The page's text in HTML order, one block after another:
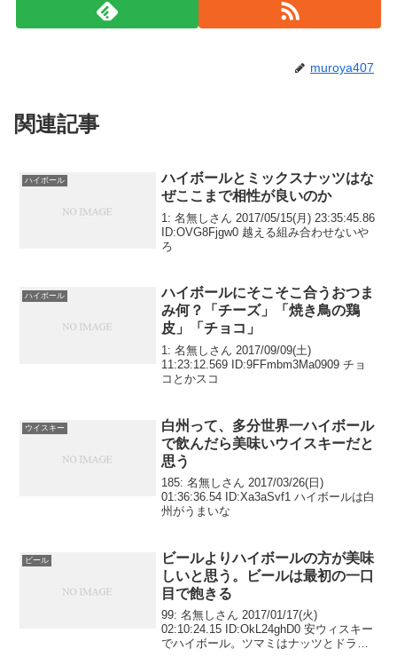
muroya407
関連記事
ハイボール
ハイボールとミックスナッツはな
ぜここまで相性が良いのか
1: 名無しさん 2017/05/15(月) 23:35:45.86
ID:OVG8Fjgw0 越える組み合わせないや
ろ
ハイボール
ハイボールにそこそこ合うおつま
み何？「チーズ」「焼き鳥の鶏
皮」「チョコ」
1: 名無しさん 2017/09/09(土)
11:23:12.569 ID:9FFmbm3Ma0909 チョ
コとかスコ
ウイスキー
白州って、多分世界一ハイボール
で飲んだら美味いウイスキーだと
思う
185: 名無しさん 2017/03/26(日)
01:36:36.54 ID:Xa3aSvf1 ハイボールは白
州がうまいな
ビール
ビールよりハイボールの方が美味
しいと思う。ビールは最初の一口
目で飽きる
99: 名無しさん 2017/01/17(火)
02:10:24.15 ID:OkL24ghD0 安ウィスキー
でハイボール。ツマミはナッツとドライ